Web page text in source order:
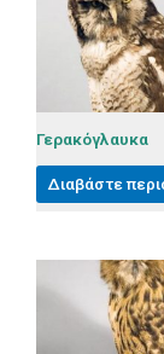
Γερακόγλαυκα
Διαβάστε